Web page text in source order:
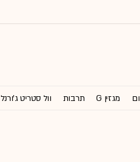
מגזין G תרבות וול סטריט ג'ורנל